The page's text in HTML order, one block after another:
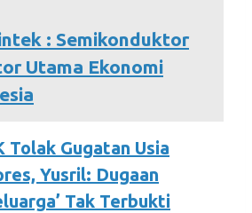
: Semikonduktor
Utama Ekonomi
Tolak Gugatan Usia
Yusril: Dugaan
Tak Terbukti